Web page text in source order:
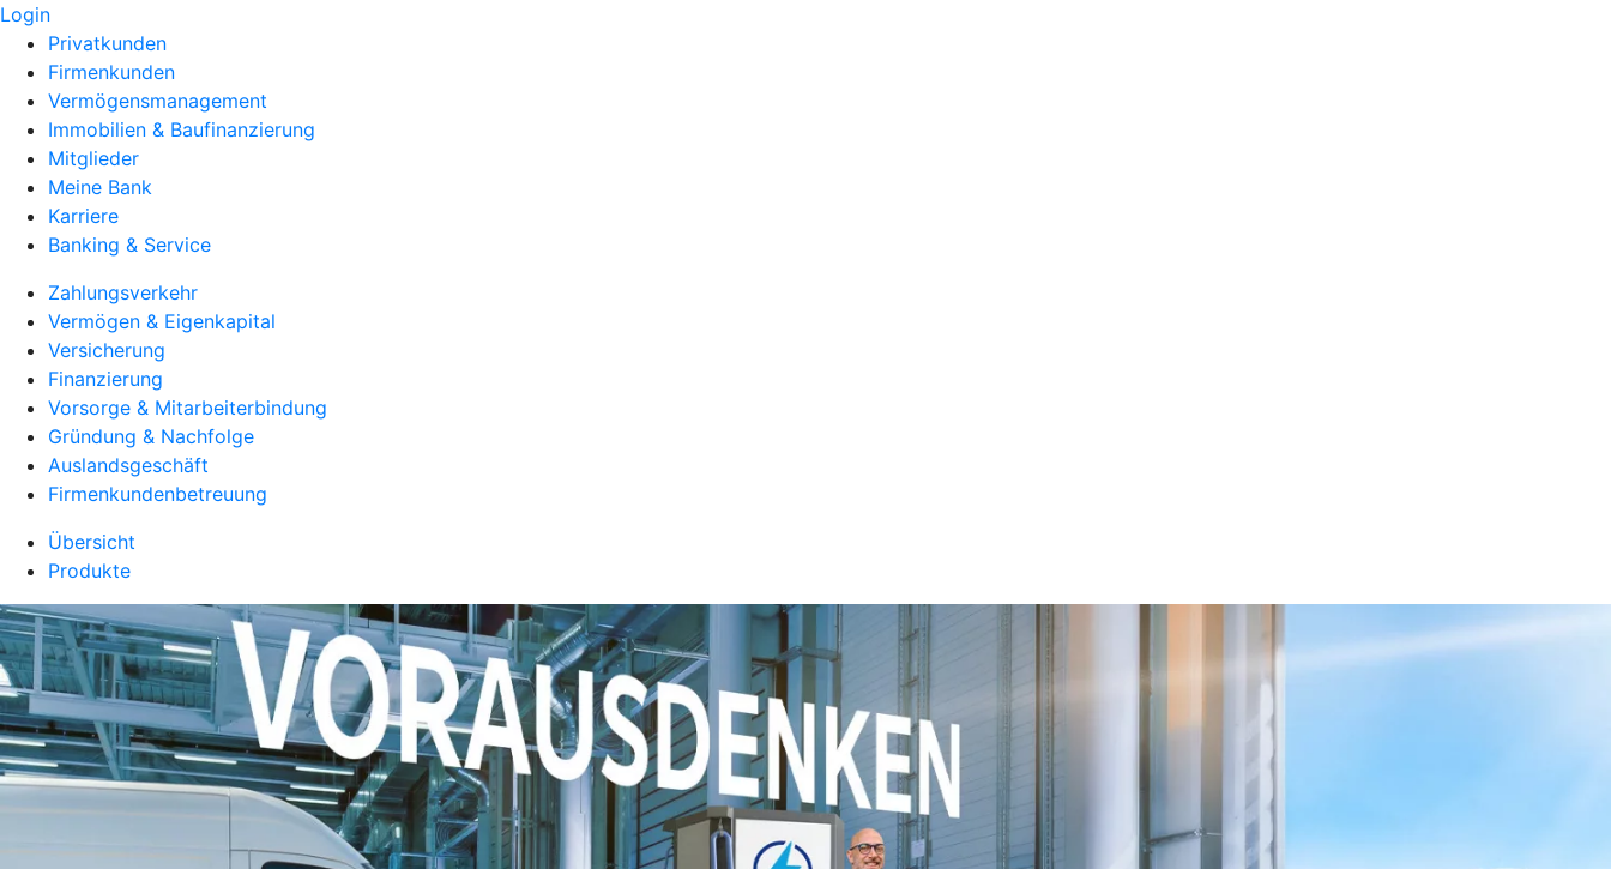
Login
Privatkunden
Firmenkunden
Vermögensmanagement
Immobilien & Baufinanzierung
Mitglieder
Meine Bank
Karriere
Banking & Service
Zahlungsverkehr
Vermögen & Eigenkapital
Versicherung
Finanzierung
Vorsorge & Mitarbeiterbindung
Gründung & Nachfolge
Auslandsgeschäft
Firmenkundenbetreuung
Übersicht
Produkte